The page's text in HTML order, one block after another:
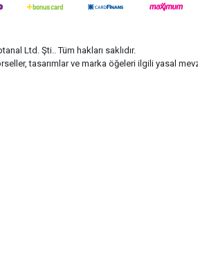
Ltd. Şti.. Tüm hakları saklıdır.
tasarımlar ve marka öğeleri ilgili yasal